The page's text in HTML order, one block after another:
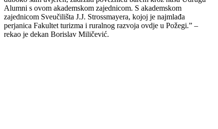
Alumni s ovom akademskom zajednicom. S akademskom
zajednicom Sveučilišta J.J. Strossmayera, kojoj je najmlađa
perjanica Fakultet turizma i ruralnog razvoja ovdje u Požegi.” –
rekao je dekan Borislav Miličević.